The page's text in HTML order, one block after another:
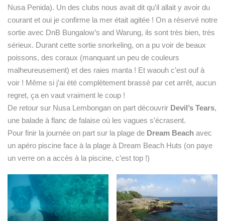
Nusa Penida). Un des clubs nous avait dit qu’il allait y avoir du
courant et oui je confirme la mer était agitée ! On a réservé notre
sortie avec DnB Bungalow’s and Warung, ils sont très bien, très
sérieux. Durant cette sortie snorkeling, on a pu voir de beaux
poissons, des coraux (manquant un peu de couleurs
malheureusement) et des raies manta ! Et waouh c’est ouf à
voir ! Même si j’ai été complètement brassé par cet arrêt, aucun
regret, ça en vaut vraiment le coup !
De retour sur Nusa Lembongan on part découvrir Devil’s Tears,
une balade à flanc de falaise où les vagues s’écrasent.
Pour finir la journée on part sur la plage de Dream Beach avec
un apéro piscine face à la plage à Dream Beach Huts (on paye
un verre on a accès à la piscine, c’est top !)